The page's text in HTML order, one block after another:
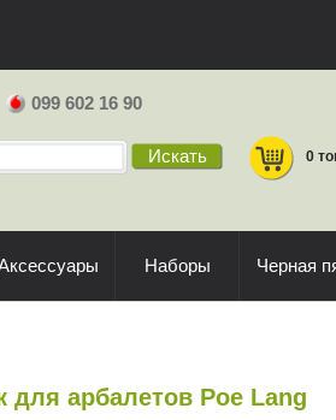
099 602 16 90
Искать 0
Наборы Черная
для арбалетов Poe Lang